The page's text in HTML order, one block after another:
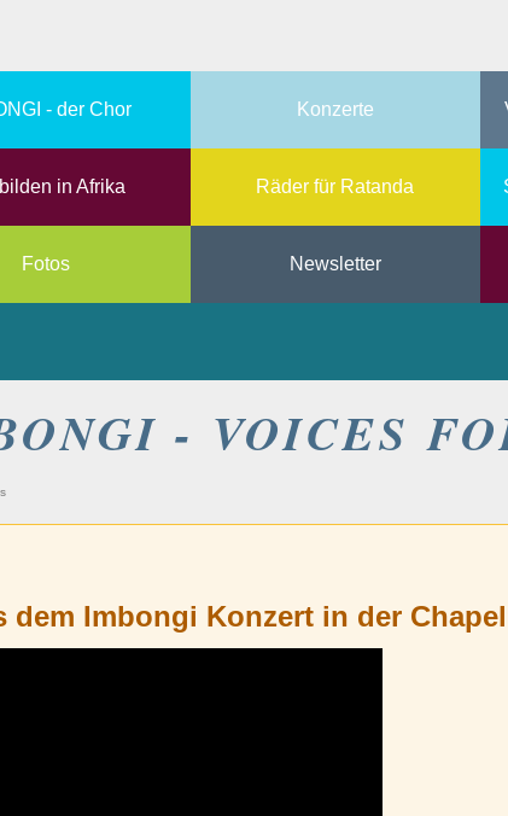
- der Chor Konzerte
in Afrika Räder für Ratanda
Fotos Newsletter
- VOICES
dem Imbongi Konzert in der Chapel